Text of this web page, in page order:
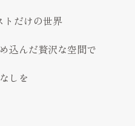
トだけの世界
込んだ贅沢な空間で
しを